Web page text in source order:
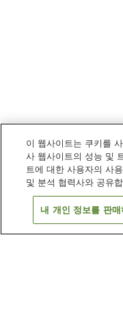
이 웹사이트는 쿠키를
사 웹사이트의 성능 및
트에 대한 사용자의 사
및 분석 협력사와 공유
내 개인 정보를 판매